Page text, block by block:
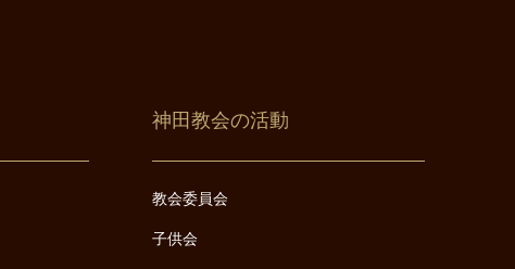
神田教会の活動
教会委員会
子供会